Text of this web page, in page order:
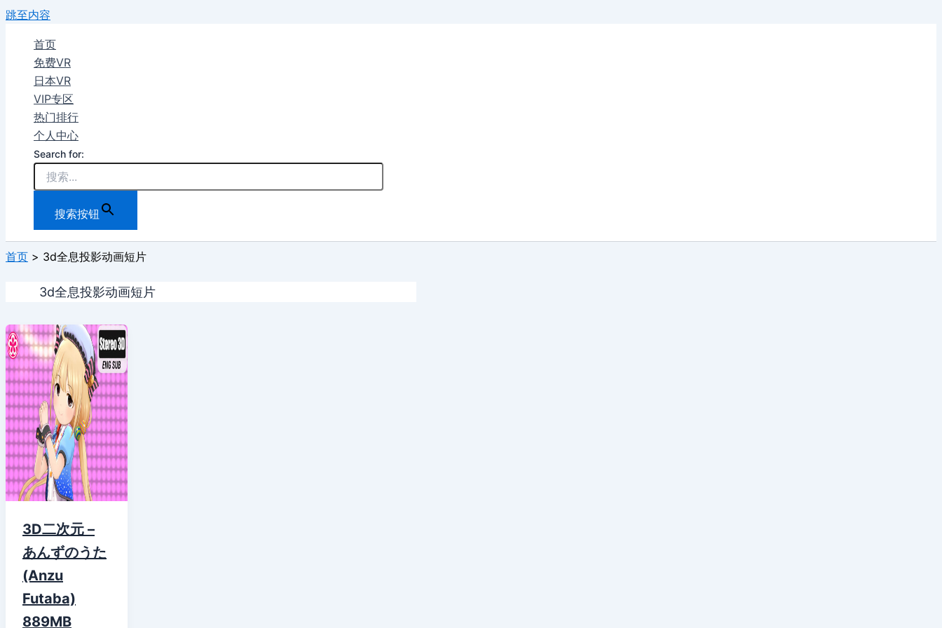
跳至内容
首页
免费VR
日本VR
VIP专区
热门排行
个人中心
Search for:
搜索按钮
首页 3d全息投影动画短片
3d全息投影动画短片
3D二次元 –
あんずのうた
(Anzu
Futaba)
889MB